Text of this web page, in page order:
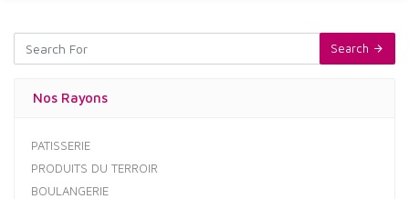
Search
Nos Rayons
PATISSERIE
PRODUITS DU TERROIR
BOULANGERIE